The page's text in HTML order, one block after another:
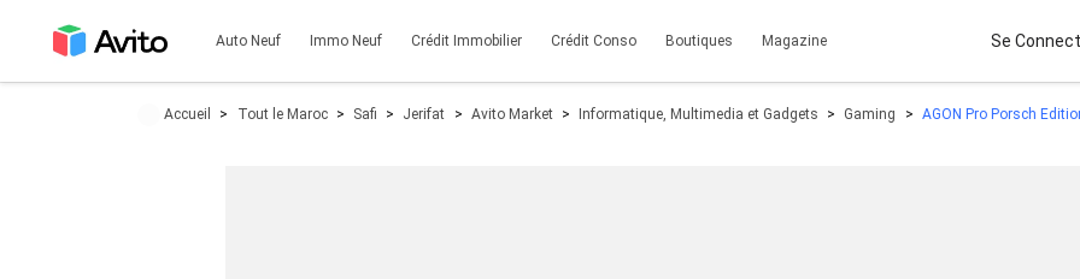
Auto Neuf Immo Neuf Crédit Immobilier Crédit Conso Boutiques Magazine Se
Accueil Tout le Maroc Safi Jerifat Avito Market Informatique, Multimedia et Gadgets Gaming AGON Pro Porsch